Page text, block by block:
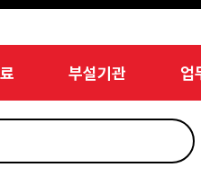
부설기관 업